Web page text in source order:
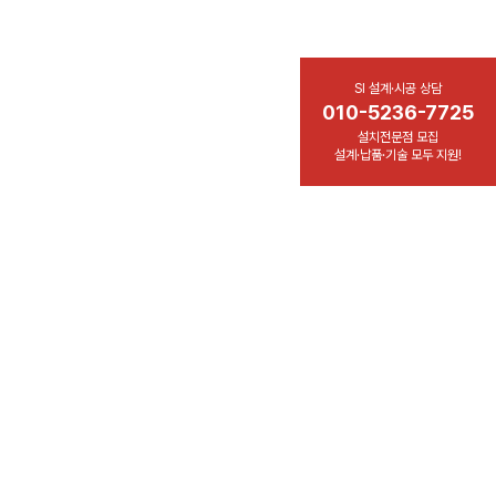
SI 설계·시공 상담
010-5236-7725
설치전문점 모집
설계·납품·기술 모두 지원!